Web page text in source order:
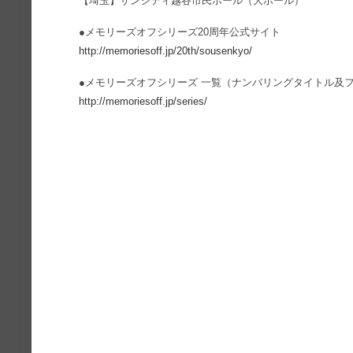
●メモリーズオフシリーズ20周年公式サイト
http://memoriesoff.jp/20th/sousenkyo/
●メモリーズオフシリーズ 一覧（ナンバリングタイトル及
http://memoriesoff.jp/series/